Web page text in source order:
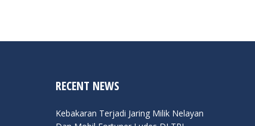
RECENT NEWS
Kebakaran Terjadi Jaring Milik Nelayan